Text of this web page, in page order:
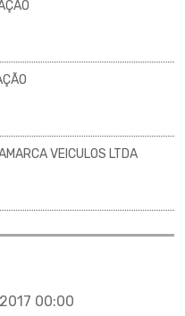
VEICULOS LTDA
00:00